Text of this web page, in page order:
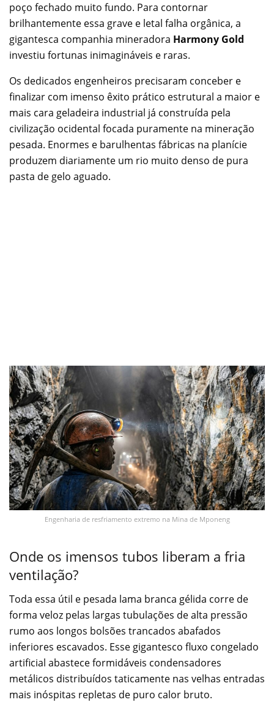
poço fechado muito fundo. Para contornar
brilhantemente essa grave e letal falha orgânica, a
gigantesca companhia mineradora Harmony Gold
investiu fortunas inimagináveis e raras.
Os dedicados engenheiros precisaram conceber e
finalizar com imenso êxito prático estrutural a maior e
mais cara geladeira industrial já construída pela
civilização ocidental focada puramente na mineração
pesada. Enormes e barulhentas fábricas na planície
produzem diariamente um rio muito denso de pura
pasta de gelo aguado.
Engenharia de resfriamento extremo na Mina de Mponeng
Onde os imensos tubos liberam a fria
ventilação?
Toda essa útil e pesada lama branca gélida corre de
forma veloz pelas largas tubulações de alta pressão
rumo aos longos bolsões trancados abafados
inferiores escavados. Esse gigantesco fluxo congelado
artificial abastece formidáveis condensadores
metálicos distribuídos taticamente nas velhas entradas
mais inóspitas repletas de puro calor bruto.